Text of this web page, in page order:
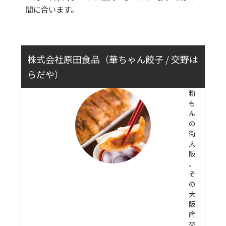
間に合います。
株式会社原田食品（華ちゃん餃子 / 交野は
らだや）
粉
も
ん
の
街
大
阪
、
そ
の
大
阪
府